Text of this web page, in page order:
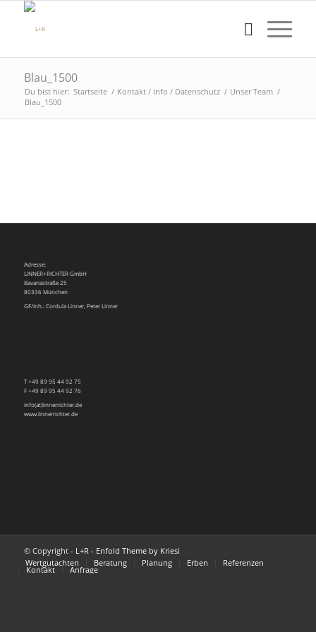
Blau_1500
Du bist hier: Startseite / Kontakt / Info / Datenschutz / Unser Team /
Blau_1500
Adresse:
LINNER+RICHTER GmbH
Bavariastraße 25
80336 München
GF/Inh.: Cordula Linner, Peter Linner
T +49 89 95 44 92 75
F +49 89 95 44 92 76
info(at)linnerrichter.de
www.linnerrichter.de
© Copyright - L+R- Enfold Theme by Kriesi
Wertgutachten
Beratung Planung Erben Referenzen
Kontakt Anfrage